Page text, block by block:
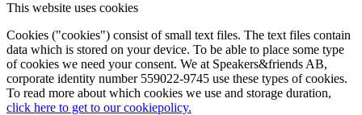
This website uses cookies
Cookies ("cookies") consist of small text files. The text files contain
data which is stored on your device. To be able to place some type
of cookies we need your consent. We at Speakers&friends AB,
corporate identity number 559022-9745 use these types of cookies.
To read more about which cookies we use and storage duration,
click here to get to our cookiepolicy.